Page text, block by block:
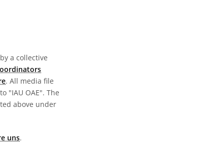
a collective
. All media file
"IAU OAE". The
above under
uns.